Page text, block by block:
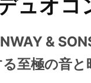
ュオコ
&
至極の音と